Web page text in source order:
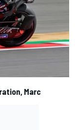
Marc